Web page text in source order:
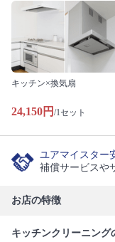
キッチン×換気扇
24,150円 /1セット
ユアマイスター
補償サービスや
お店の特徴
キッチンクリーニング